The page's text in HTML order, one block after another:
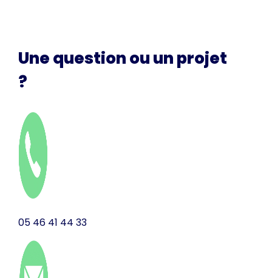
Une question ou un projet
?
05 46 41 44 33